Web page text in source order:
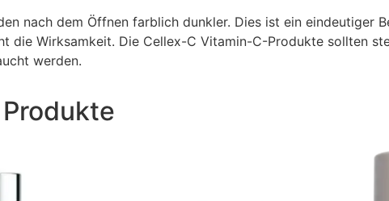
nach dem Öffnen farblich dunkler. Dies ist ein eindeutiger
die Wirksamkeit. Die Cellex-C Vitamin-C-Produkte sollten
werden.